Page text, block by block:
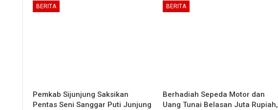
BERITA
Pemkab Sijunjung Saksikan
Pentas Seni Sanggar Puti Junjung
BERITA
Berhadiah Sepeda Motor dan
Uang Tunai Belasan Juta Rupiah,